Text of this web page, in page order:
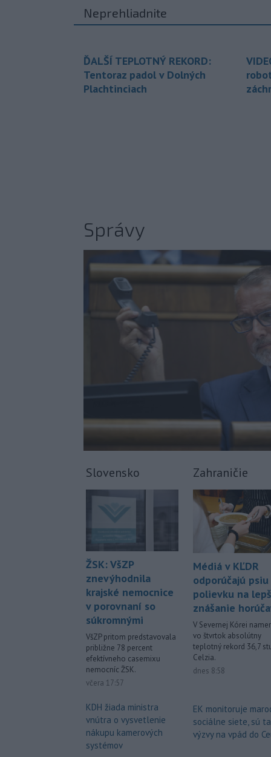
Neprehliadnite
ĎALŠÍ TEPLOTNÝ REKORD:
Tentoraz padol v Dolných
Plachtinciach
Správy
Slovensko
ŽSK: VšZP
znevýhodnila
krajské nemocnice
v porovnaní so
súkromnými
VšZP pritom predstavovala
približne 78 percent
efektívneho casemixu
nemocníc ŽSK.
včera 17:57
KDH žiada ministra
vnútra o vysvetlenie
nákupu kamerových
systémov
Zahraničie
Médiá v KĽDR
odporúčajú psiu
polievku na
znášanie
V Severnej Kórei
vo štvrtok absolútny
teplotný rekord 36,7
Celzia.
dnes 8:58
EK monitoruje
sociálne siete, sú
výzvy na vpád do